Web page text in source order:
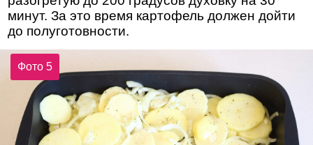
минут. За это время картофель должен дойти
до полуготовности.
Фото 5